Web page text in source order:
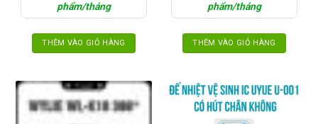
phẩm/tháng
THÊM VÀO GIỎ HÀNG
phẩm/tháng
THÊM VÀO GIỎ HÀNG